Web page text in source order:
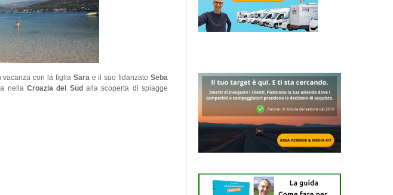
vacanza con la figlia Sarae il suo fidanzatoSeba
nellaCroazia del Sud alla scoperta di spiagge